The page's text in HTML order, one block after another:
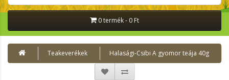
0 termék - 0 Ft
Teakeverékek Halasági-Csibi A gyomor teája 40g